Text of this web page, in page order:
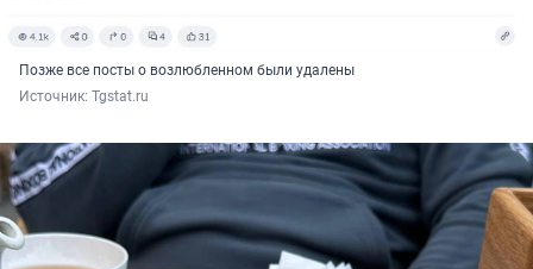
Позже все посты о возлюбленном были удалены
Источник: Tgstat.ru